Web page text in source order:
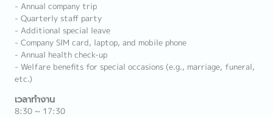
- Annual company trip
- Quarterly staff party
- Additional special leave
- Company SIM card, laptop, and mobile phone
- Annual health check-up
- Welfare benefits for special occasions (e.g., marriage, funeral,
etc.)
เวลาทำงาน
8:30 ~ 17:30